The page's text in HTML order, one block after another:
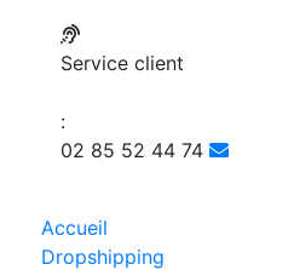
Service client
:
02 85 52 44 74
Accueil
Dropshipping